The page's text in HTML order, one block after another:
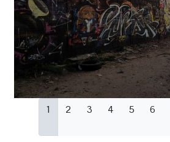
Paginación
Página
1 Página
2 Página
3 Página
4 Página
5 6